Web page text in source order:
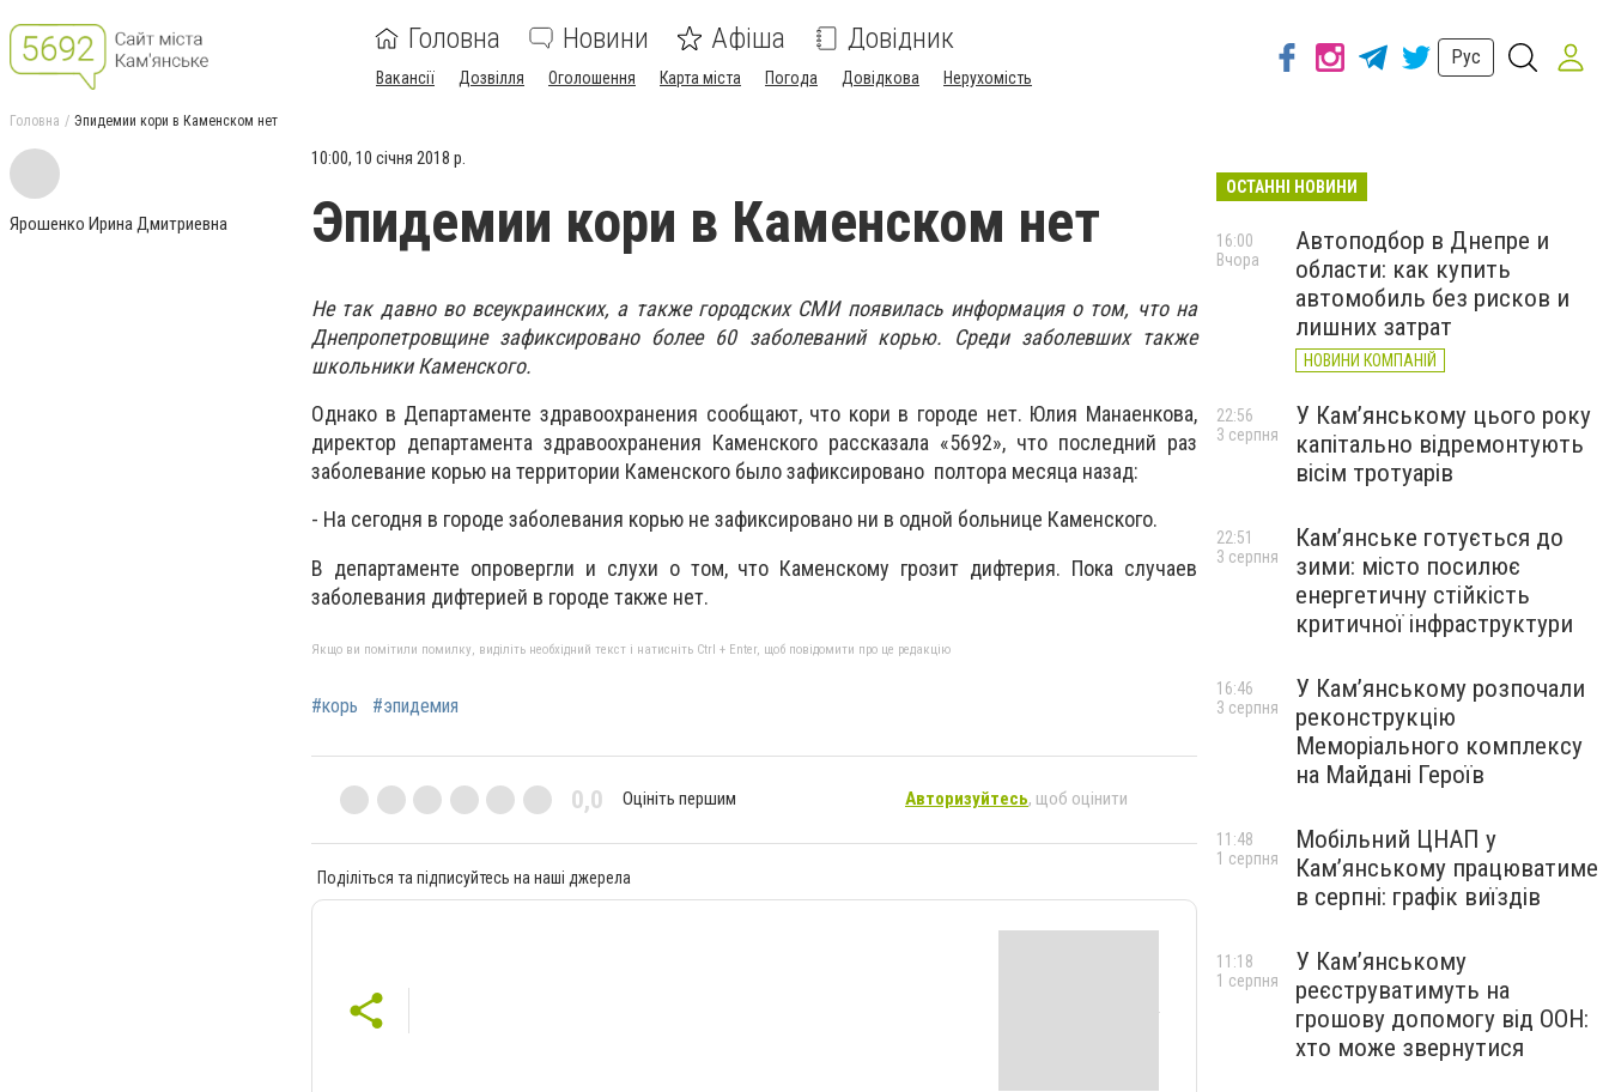
Головна Новини Афіша Довідник
Вакансії Дозвілля Оголошення Карта міста Погода Довідкова Нерухомість
Рус
Головна Эпидемии кори в Каменском нет
Ярошенко Ирина Дмитриевна
10:00, 10 січня 2018 р.
Эпидемии кори в Каменском нет
Не так давно во всеукраинских, а также городских СМИ появилась информация о том, что на
Днепропетровщине зафиксировано более 60 заболеваний корью. Среди заболевших также
школьники Каменского.
Однако в Департаменте здравоохранения сообщают, что кори в городе нет. Юлия Манаенкова,
директор департамента здравоохранения Каменского рассказала «5692», что последний раз
заболевание корью на территории Каменского было зафиксировано полтора месяца назад:
- На сегодня в городе заболевания корью не зафиксировано ни в одной больнице Каменского.
В департаменте опровергли и слухи о том, что Каменскому грозит дифтерия. Пока случаев
заболевания дифтерией в городе также нет.
Якщо ви помітили помилку, виділіть необхідний текст і натисніть Ctrl + Enter, щоб повідомити про це редакцію
#корь #эпидемия
0,0 Оцініть першим Авторизуйтесь, щоб оцінити
Поділіться та підписуйтесь на наші джерела
ОСТАННІ НОВИНИ
Автоподбор в Днепре и
области: как купить
автомобиль без рисков и
лишних затрат
НОВИНИ КОМПАНІЙ
16:00
Вчора
У Кам’янському цього року
капітально відремонтують
вісім тротуарів
22:56
3 серпня
Кам’янське готується до
зими: місто посилює
енергетичну стійкість
критичної інфраструктури
22:51
3 серпня
У Кам’янському розпочали
реконструкцію
Меморіального комплексу
на Майдані Героїв
16:46
3 серпня
Мобільний ЦНАП у
Кам’янському працюватиме
в серпні: графік виїздів
11:48
1 серпня
У Кам’янському
реєструватимуть на
грошову допомогу від ООН:
хто може звернутися
11:18
1 серпня